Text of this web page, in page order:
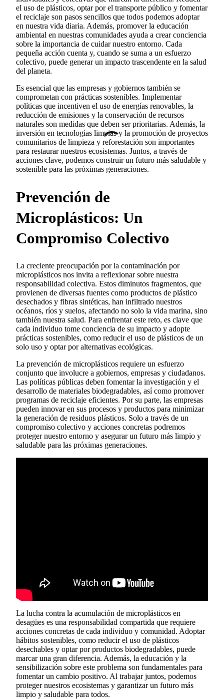
el uso de plásticos, optar por el transporte público y fomentar
el reciclaje son pasos sencillos que todos podemos adoptar
en nuestra vida diaria. Además, promover la educación
ambiental en nuestras comunidades ayuda a crear conciencia
sobre la importancia de cuidar nuestro entorno. Cada
pequeña acción cuenta y, cuando se suma a un esfuerzo
colectivo, puede generar un impacto trascendente en la salud
del planeta.
Es esencial que las empresas y gobiernos también se
comprometan con prácticas sostenibles. Implementar
políticas que incentiven el uso de energías renovables, la
reducción de emisiones y la conservación de recursos
naturales son medidas que deben ser prioritarias. Además, la
inversión en tecnologías limpias y la promoción de proyectos
comunitarios de limpieza y reforestación son importantes
para restaurar nuestros ecosistemas. Juntos, a través de
acciones clave, podemos construir un futuro más saludable y
sostenible para las próximas generaciones.
Prevención de
Microplásticos: Un
Compromiso Colectivo
La creciente preocupación por la contaminación por
microplásticos nos invita a reflexionar sobre nuestra
responsabilidad colectiva. Estos diminutos fragmentos, que
provienen de diversas fuentes como productos de plástico
desechados y fibras sintéticas, han infiltrado nuestros
océanos, ríos y suelos, afectando no solo la vida marina, sino
también nuestra salud. Para enfrentar este reto, es clave que
cada individuo tome conciencia de su impacto y adopte
prácticas sostenibles, como reducir el uso de plásticos de un
solo uso y optar por alternativas ecológicas.
La prevención de microplásticos requiere un esfuerzo
conjunto que involucre a gobiernos, empresas y ciudadanos.
Las políticas públicas deben fomentar la investigación y el
desarrollo de materiales biodegradables, así como promover
programas de reciclaje eficientes. Por su parte, las empresas
pueden innovar en sus procesos y productos para minimizar
la generación de residuos plásticos. Solo a través de un
compromiso colectivo y acciones concretas podremos
proteger nuestro entorno y asegurar un futuro más limpio y
saludable para las próximas generaciones.
La lucha contra la acumulación de microplásticos en
desagües es una responsabilidad compartida que requiere
acciones concretas de cada individuo y comunidad. Adoptar
hábitos sostenibles, como reducir el uso de plásticos
desechables y optar por productos biodegradables, puede
marcar una gran diferencia. Además, la educación y la
sensibilización sobre este problema son fundamentales para
fomentar un cambio positivo. Al trabajar juntos, podemos
proteger nuestros ecosistemas y garantizar un futuro más
limpio y saludable para todos.